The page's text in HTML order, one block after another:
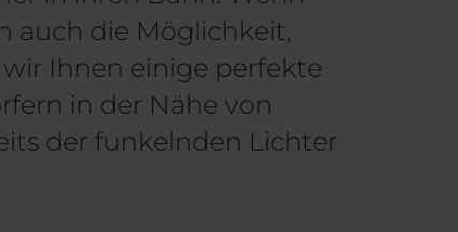
auch die Möglichkeit,
Ihnen einige perfekte
in der Nähe von
der funkelnden Lichter